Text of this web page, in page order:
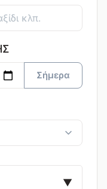
Σήμερα
▼